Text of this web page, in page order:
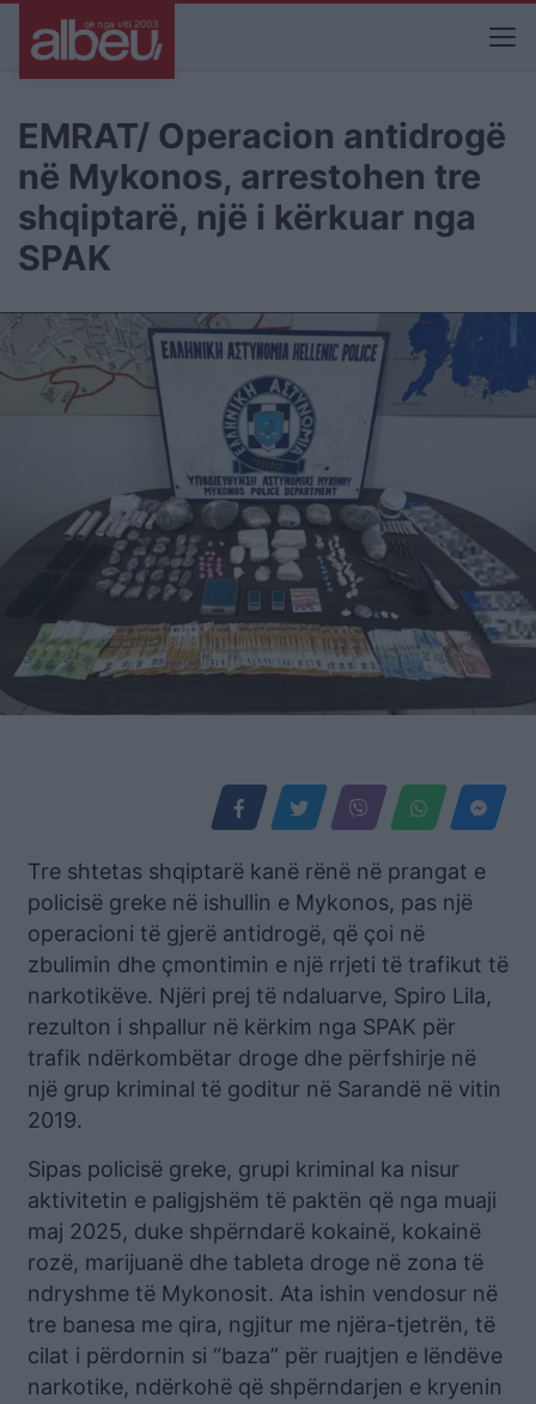
EMRAT/ Operacion antidrogë
në Mykonos, arrestohen tre
shqiptarë, një i kërkuar nga
SPAK
Tre shtetas shqiptarë kanë rënë në prangat e
policisë greke në ishullin e Mykonos, pas një
operacioni të gjerë antidrogë, që çoi në
zbulimin dhe çmontimin e një rrjeti të trafikut të
narkotikëve. Njëri prej të ndaluarve, Spiro Lila,
rezulton i shpallur në kërkim nga SPAK për
trafik ndërkombëtar droge dhe përfshirje në
një grup kriminal të goditur në Sarandë në vitin
2019.
Sipas policisë greke, grupi kriminal ka nisur
aktivitetin e paligjshëm të paktën që nga muaji
maj 2025, duke shpërndarë kokainë, kokainë
rozë, marijuanë dhe tableta droge në zona të
ndryshme të Mykonosit. Ata ishin vendosur në
tre banesa me qira, ngjitur me njëra-tjetrën, të
cilat i përdornin si “baza” për ruajtjen e lëndëve
narkotike, ndërkohë që shpërndarjen e kryenin